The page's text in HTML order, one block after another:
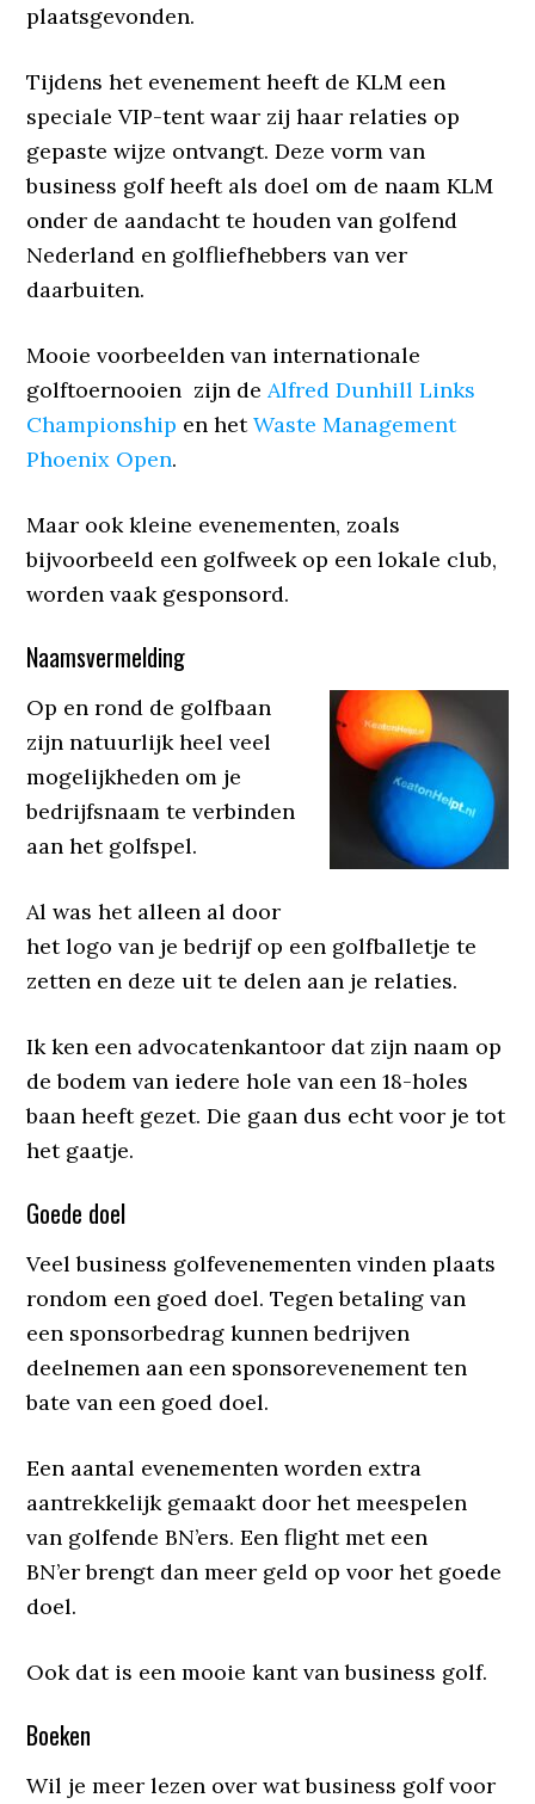
plaatsgevonden.
Tijdens het evenement heeft de KLM een
speciale VIP-tent waar zij haar relaties op
gepaste wijze ontvangt. Deze vorm van
business golf heeft als doel om de naam KLM
onder de aandacht te houden van golfend
Nederland en golfliefhebbers van ver
daarbuiten.
Mooie voorbeelden van internationale
golftoernooien zijn deAlfred Dunhill Links
Championship en hetWaste Management
Phoenix Open.
Maar ook kleine evenementen, zoals
bijvoorbeeld een golfweek op een lokale club,
worden vaak gesponsord.
Naamsvermelding
Op en rond de golfbaan
zijn natuurlijk heel veel
mogelijkheden om je
bedrijfsnaam te verbinden
aan het golfspel.
Al was het alleen al door
het logo van je bedrijf op een golfballetje te
zetten en deze uit te delen aan je relaties.
Ik ken een advocatenkantoor dat zijn naam op
de bodem van iedere hole van een 18-holes
baan heeft gezet. Die gaan dus echt voor je tot
het gaatje.
Goede doel
Veel business golfevenementen vinden plaats
rondom een goed doel. Tegen betaling van
een sponsorbedrag kunnen bedrijven
deelnemen aan een sponsorevenement ten
bate van een goed doel.
Een aantal evenementen worden extra
aantrekkelijk gemaakt door het meespelen
van golfende BN’ers. Een flight met een
BN’er brengt dan meer geld op voor het goede
doel.
Ook dat is een mooie kant van business golf.
Boeken
Wil je meer lezen over wat business golf voor